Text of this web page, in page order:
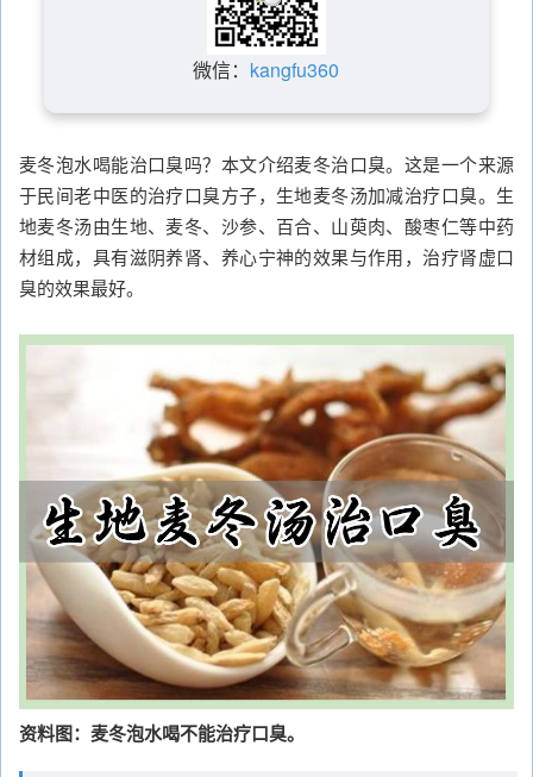
微信： kangfu360
麦冬泡水喝能治口臭吗？本文介绍麦冬治口臭。这是一个来源
于民间老中医的治疗口臭方子，生地麦冬汤加减治疗口臭。生
地麦冬汤由生地、麦冬、沙参、百合、山萸肉、酸枣仁等中药
材组成，具有滋阴养肾、养心宁神的效果与作用，治疗肾虚口
臭的效果最好。
资料图：麦冬泡水喝不能治疗口臭。